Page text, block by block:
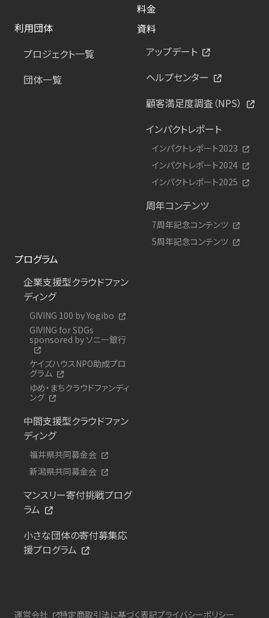
料金
利用団体
プロジェクト一覧
団体一覧
資料
アップデート
ヘルプセンター
顧客満足度調査（NPS）
インパクトレポート
インパクトレポート2023
インパクトレポート2024
インパクトレポート2025
周年コンテンツ
7周年記念コンテンツ
5周年記念コンテンツ
プログラム
企業支援型クラウドファン
ディング
GIVING 100 by Yogibo
GIVING for SDGs
sponsored by ソニー銀行
ケイズハウスNPO助成プロ
グラム
ゆめ・まちクラウドファンディ
ング
中間支援型クラウドファン
ディング
福井県共同募金会
新潟県共同募金会
マンスリー寄付挑戦プログ
ラム
小さな団体の寄付募集応
援プログラム
運営会社 特定商取引法に基づく表記プライバシーポリシー